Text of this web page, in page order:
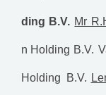
ding B.V. Mr
n Holding B.V.
Holding B.V.